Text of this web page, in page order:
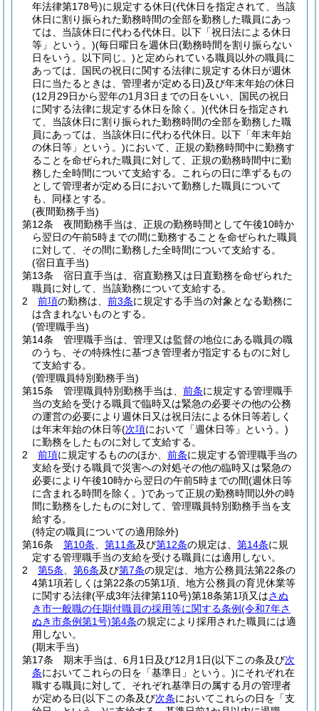
年法律第178号)に規定する休日(代休日を指定されて、当該
休日に割り振られた勤務時間の全部を勤務した職員にあっ
ては、当該休日に代わる代休日。以下「祝日法による休日
等」という。)(毎日曜日を週休日(勤務時間を割り振らない
日をいう。以下同じ。)と定められている職員以外の職員に
あっては、国民の祝日に関する法律に規定する休日が週休
日に当たるときは、管理者が定める日)及び年末年始の休日
(12月29日から翌年の1月3日までの日をいい、国民の祝日
に関する法律に規定する休日を除く。)(代休日を指定され
て、当該休日に割り振られた勤務時間の全部を勤務した職
員にあっては、当該休日に代わる代休日。以下「年末年始
の休日等」という。)において、正規の勤務時間中に勤務す
ることを命ぜられた職員に対して、正規の勤務時間中に勤
務した全時間について支給する。
これらの日に準ずるもの
として管理者が定める日において勤務した職員について
も、同様とする。
(夜間勤務手当)
第12条
夜間勤務手当は、正規の勤務時間として午後10時か
ら翌日の午前5時までの間に勤務することを命ぜられた職員
に対して、その間に勤務した全時間について支給する。
(宿日直手当)
第13条
宿日直手当は、宿直勤務又は日直勤務を命ぜられた
職員に対して、当該勤務について支給する。
2
前項の勤務は、 前3条に規定する手当の対象となる勤務に
は含まれないものとする。
(管理職手当)
第14条
管理職手当は、管理又は監督の地位にある職員の職
のうち、その特殊性に基づき管理者が指定するものに対し
て支給する。
(管理職員特別勤務手当)
第15条
管理職員特別勤務手当は、 前条に規定する管理職手
当の支給を受ける職員で臨時又は緊急の必要その他の公務
の運営の必要により週休日又は祝日法による休日等若しく
は年末年始の休日等(次項において「週休日等」という。)
に勤務をしたものに対して支給する。
2
前項に規定するもののほか、 前条に規定する管理職手当の
支給を受ける職員で災害への対処その他の臨時又は緊急の
必要により午後10時から翌日の午前5時までの間(週休日等
に含まれる時間を除く。)であって正規の勤務時間以外の時
間に勤務をしたものに対して、管理職員特別勤務手当を支
給する。
(特定の職員についての適用除外)
第16条
第10条 第11条及び第12条の規定は、 第14条に規
定する管理職手当の支給を受ける職員には適用しない。
2
第5条 第6条及び第7条の規定は、地方公務員法第22条の
4第1項若しくは第22条の5第1項、地方公務員の育児休業等
に関する法律(平成3年法律第110号)第18条第1項又はさぬ
き市一般職の任期付職員の採用等に関する条例(令和7年さ
ぬき市条例第1号)第4条の規定により採用された職員には適
用しない。
(期末手当)
第17条
期末手当は、6月1日及び12月1日(以下この条及び次
条においてこれらの日を「基準日」という。)にそれぞれ在
職する職員に対して、それぞれ基準日の属する月の管理者
が定める日(以下この条及び次条においてこれらの日を「支